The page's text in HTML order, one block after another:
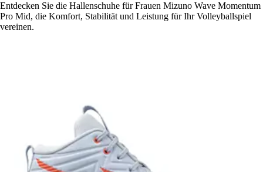
Entdecken Sie die Hallenschuhe für Frauen Mizuno Wave Momentum
Pro Mid, die Komfort, Stabilität und Leistung für Ihr Volleyballspiel
vereinen.